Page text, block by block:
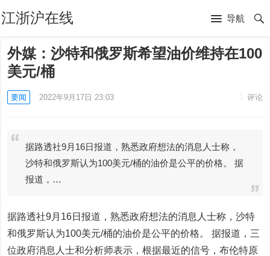
江浙沪在线 导航
外媒：沙特和俄罗斯希望油价维持在100
美元/桶
要闻 2022年9月17日 23:03 评论
据路透社9月16日报道，熟悉政府想法的消息人士称，
沙特和俄罗斯认为100美元/桶的油价是公平的价格。 据
报道，…
据路透社9月16日报道，熟悉政府想法的消息人士称，沙特
和俄罗斯认为100美元/桶的油价是公平的价格。 据报道，三
位政府消息人士和分析师表示，根据最近的信号，布伦特原